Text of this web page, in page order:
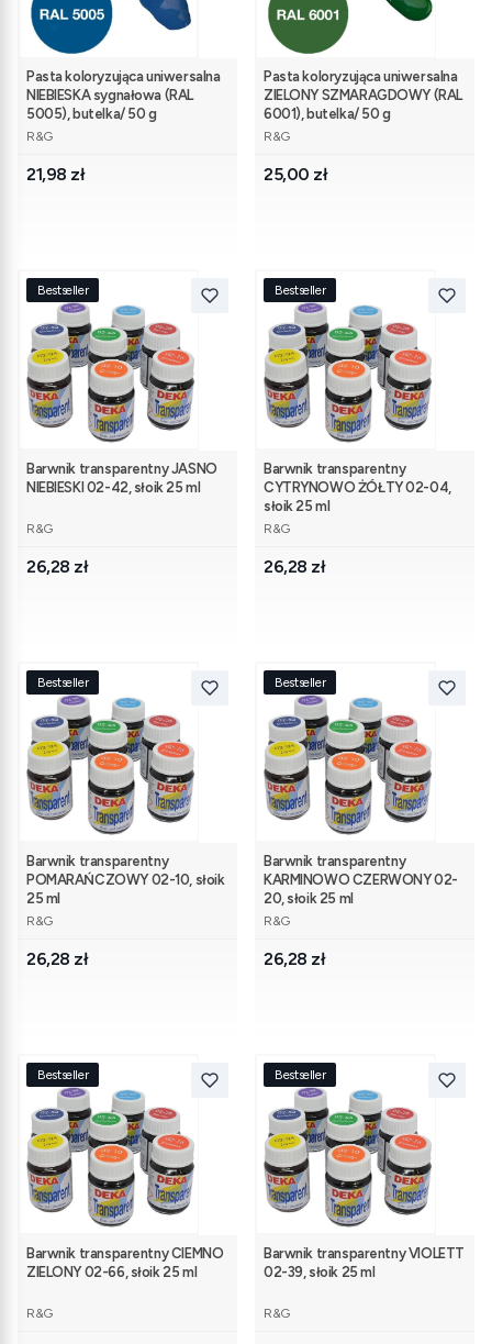
Pasta koloryzująca uniwersalna
NIEBIESKA sygnałowa (RAL
5005), butelka/ 50 g
PRODUCENT
R&G
Cena
21,98 zł
Pasta koloryzująca uniwersalna
ZIELONY SZMARAGDOWY (RAL
6001), butelka/ 50 g
PRODUCENT
R&G
Cena
25,00 zł
Bestseller
Barwnik transparentny JASNO
NIEBIESKI 02-42, słoik 25 ml
PRODUCENT
R&G
Cena
26,28 zł
Bestseller
Barwnik transparentny
CYTRYNOWO ŻÓŁTY 02-04,
słoik 25 ml
PRODUCENT
R&G
Cena
26,28 zł
Bestseller
Barwnik transparentny
POMARAŃCZOWY 02-10, słoik
25 ml
PRODUCENT
R&G
Cena
26,28 zł
Bestseller
Barwnik transparentny
KARMINOWO CZERWONY 02-
20, słoik 25 ml
PRODUCENT
R&G
Cena
26,28 zł
Bestseller
Barwnik transparentny CIEMNO
ZIELONY 02-66, słoik 25 ml
PRODUCENT
R&G
Bestseller
Barwnik transparentny VIOLETT
02-39, słoik 25 ml
PRODUCENT
R&G